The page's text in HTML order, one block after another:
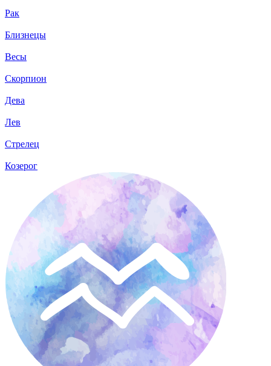
Рак
Близнецы
Весы
Скорпион
Дева
Лев
Стрелец
Козерог